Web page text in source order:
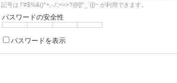
記号は !"#$%&()*+,-./:;<=>?@[]^_`{|}~ が利用できます。
パスワードの安全性
パスワードを表示